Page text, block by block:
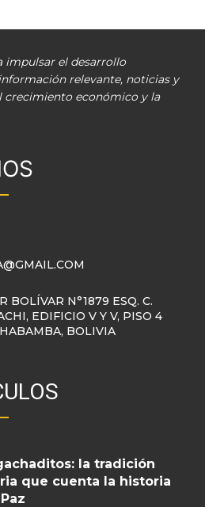
impulsar el desarrollo
relevante, noticias y
crecimiento económico y la
BOLÍVAR N°1879 ESQ. C.
EDIFICIO V Y V, PISO 4
BOLIVIA
la tradición
que cuenta la historia